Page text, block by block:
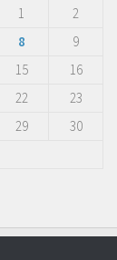
1
2
8
9
15
16
22
23
29
30